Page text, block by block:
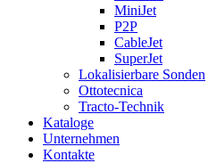
MiniJet
P2P
CableJet
SuperJet
Lokalisierbare Sonden
Ottotecnica
Tracto-Technik
Kataloge
Unternehmen
Kontakte